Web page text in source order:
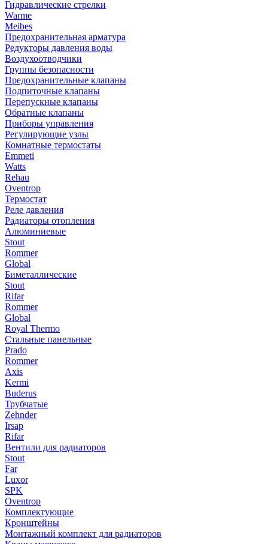
Гидравлические стрелки
Warme
Meibes
Предохранительная арматура
Редукторы давления воды
Воздухоотводчики
Группы безопасности
Предохранительные клапаны
Подпиточные клапаны
Перепускные клапаны
Обратные клапаны
Приборы управления
Регулирующие узлы
Комнатные термостаты
Emmeti
Watts
Rehau
Oventrop
Термостат
Реле давления
Радиаторы отопления
Алюминиевые
Stout
Rommer
Global
Биметаллические
Stout
Rifar
Rommer
Global
Royal Thermo
Стальные панельные
Prado
Rommer
Axis
Kermi
Buderus
Трубчатые
Zehnder
Irsap
Rifar
Вентили для радиаторов
Stout
Far
Luxor
SPK
Oventrop
Комплектующие
Кронштейны
Монтажный комплект для радиаторов